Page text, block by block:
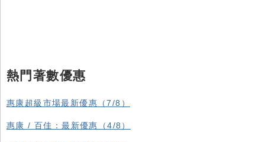
熱門著數優惠
惠康超級市場最新優惠（7/8）
惠康 / 百佳：最新優惠（4/8）